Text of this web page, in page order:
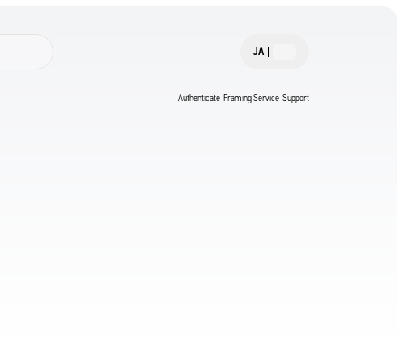
JA |
Authenticate Framing Service Support